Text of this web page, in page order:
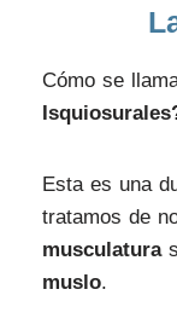
Cómo se
Esta es una
tratamos de
musculatura
muslo.